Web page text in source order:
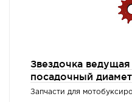
Звездочка
посадочный
Запчасти для